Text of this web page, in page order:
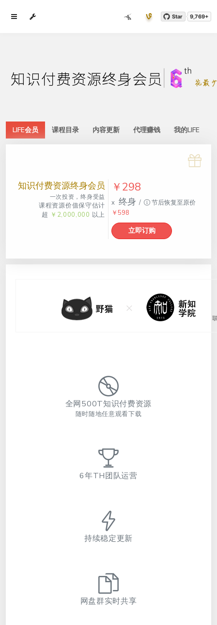
Star 9,769+
LIFE会员 课程目录 内容更新 代理赚钱 我的LIFE
知识付费资源终身会员
一次投资，终身受益
课程资源价值保守估计
超 ￥2,000,000 以上
￥298
x 终身 /
节后恢复至原价
￥598
立即订购
全网500T知识付费资源
随时随地任意观看下载
6年TH团队运营
持续稳定更新
网盘群实时共享